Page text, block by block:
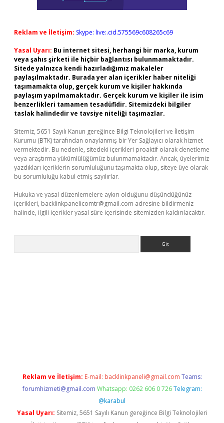
Reklam ve İletişim: Skype: live:.cid.575569c608265c69
Yasal Uyarı: Bu internet sitesi, herhangi bir marka, kurum
veya şahıs şirketi ile hiçbir bağlantısı bulunmamaktadır.
Sitede yalnızca kendi hazırladığımız makaleler
paylaşılmaktadır. Burada yer alan içerikler haber niteliği
taşımamakta olup, gerçek kurum ve kişiler hakkında
paylaşım yapılmamaktadır. Gerçek kurum ve kişiler ile isim
benzerlikleri tamamen tesadüfidir. Sitemizdeki bilgiler
taslak halindedir ve tavsiye niteliği taşımazlar.
Sitemiz, 5651 Sayılı Kanun gereğince Bilgi Teknolojileri ve İletişim
Kurumu (BTK) tarafından onaylanmış bir Yer Sağlayıcı olarak hizmet
vermektedir. Bu nedenle, sitedeki içerikleri proaktif olarak denetleme
veya araştırma yükümlülüğümüz bulunmamaktadır. Ancak, üyelerimiz
yazdıkları içeriklerin sorumluluğunu taşımakta olup, siteye üye olarak
bu sorumluluğu kabul etmiş sayılırlar.
Hukuka ve yasal düzenlemelere aykırı olduğunu düşündüğünüz
içerikleri, backlinkpanelicomtr@gmail.com adresine bildirmeniz
halinde, ilgili içerikler yasal süre içerisinde sitemizden kaldırılacaktır.
Reklam ve İletişim: E-mail: backlinkpaneli@gmail.com Teams:
forumhizmeti@gmail.com Whatsapp: 0262 606 0 726 Telegram:
@karabul
Yasal Uyarı: Sitemiz, 5651 Sayılı Kanun gereğince Bilgi Teknolojileri